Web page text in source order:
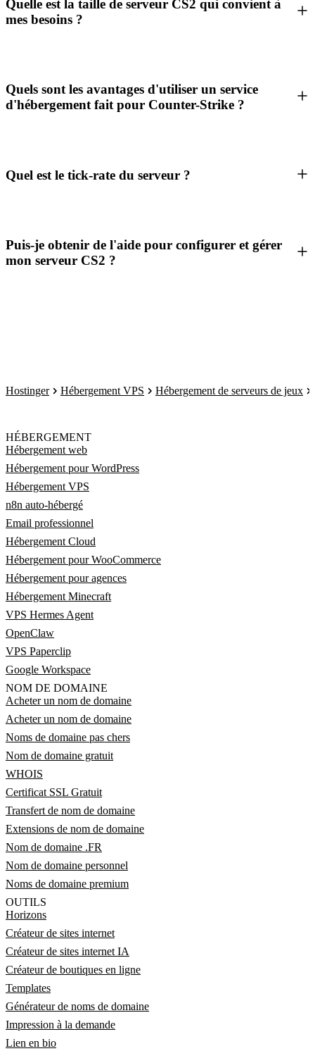
Quelle est la taille de serveur CS2 qui convient à
mes besoins ?
Quels sont les avantages d'utiliser un service
d'hébergement fait pour Counter-Strike ?
Quel est le tick-rate du serveur ?
Puis-je obtenir de l'aide pour configurer et gérer
mon serveur CS2 ?
Hostinger Hébergement VPS Hébergement de serveurs de jeux
HÉBERGEMENT
Hébergement web
Hébergement pour WordPress
Hébergement VPS
n8n auto-hébergé
Email professionnel
Hébergement Cloud
Hébergement pour WooCommerce
Hébergement pour agences
Hébergement Minecraft
VPS Hermes Agent
OpenClaw
VPS Paperclip
Google Workspace
NOM DE DOMAINE
Acheter un nom de domaine
Acheter un nom de domaine
Noms de domaine pas chers
Nom de domaine gratuit
WHOIS
Certificat SSL Gratuit
Transfert de nom de domaine
Extensions de nom de domaine
Nom de domaine .FR
Nom de domaine personnel
Noms de domaine premium
OUTILS
Horizons
Créateur de sites internet
Créateur de sites internet IA
Créateur de boutiques en ligne
Templates
Générateur de noms de domaine
Impression à la demande
Lien en bio